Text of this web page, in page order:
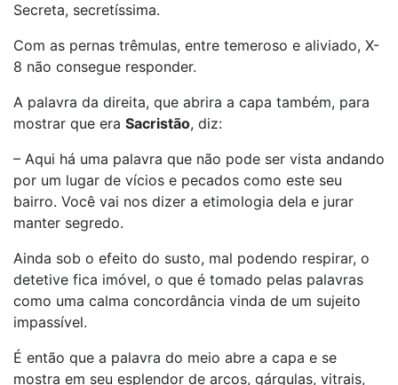
Secreta, secretíssima.
Com as pernas trêmulas, entre temeroso e aliviado, X-
8 não consegue responder.
A palavra da direita, que abrira a capa também, para
mostrar que era Sacristão, diz:
– Aqui há uma palavra que não pode ser vista andando
por um lugar de vícios e pecados como este seu
bairro. Você vai nos dizer a etimologia dela e jurar
manter segredo.
Ainda sob o efeito do susto, mal podendo respirar, o
detetive fica imóvel, o que é tomado pelas palavras
como uma calma concordância vinda de um sujeito
impassível.
É então que a palavra do meio abre a capa e se
mostra em seu esplendor de arcos, gárgulas, vitrais,